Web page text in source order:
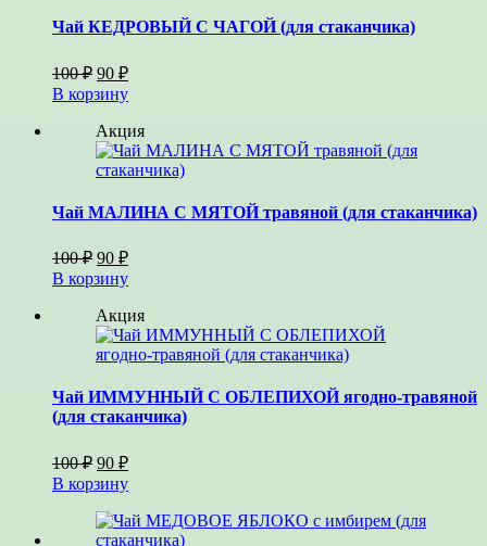
Чай КЕДРОВЫЙ С ЧАГОЙ (для стаканчика)
100₽ Первоначальная
цена
составляла
100 ₽.
90 ₽Текущая
цена:
В корзину
Акция
Чай МАЛИНА С МЯТОЙ травяной (для стаканчика)
100₽ Первоначальная
цена
составляла
100 ₽.
90 ₽Текущая
цена:
В корзину
Акция
Чай ИММУННЫЙ С ОБЛЕПИХОЙ ягодно-травяной
(для стаканчика)
100₽ Первоначальная
цена
составляла
100 ₽.
90 ₽Текущая
цена:
В корзину